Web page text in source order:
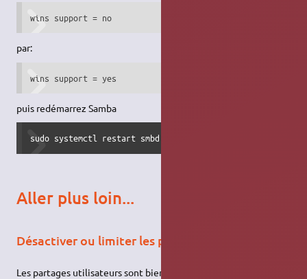
wins support = no
par:
wins support = yes
puis redémarrez Samba
sudo systemctl restart smbd
Aller plus loin...
Désactiver ou limiter les partages utilisateurs
Les partages utilisateurs sont bien pratiques dans un milieu